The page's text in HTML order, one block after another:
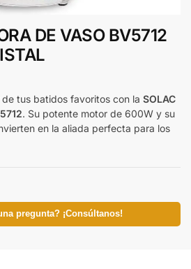
DE VASO BV5712
tus batidos favoritos con la SOLAC
. Su potente motor de 600W y su
en la aliada perfecta para los
pregunta? ¡Consúltanos!